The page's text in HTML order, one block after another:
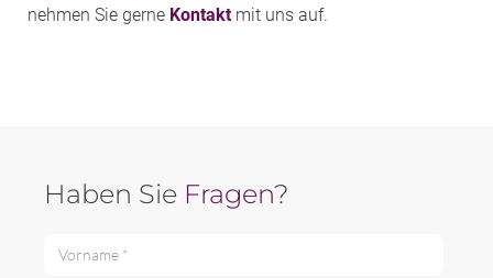
nehmen Sie gerne Kontaktmit uns auf.
Haben Sie Fragen?